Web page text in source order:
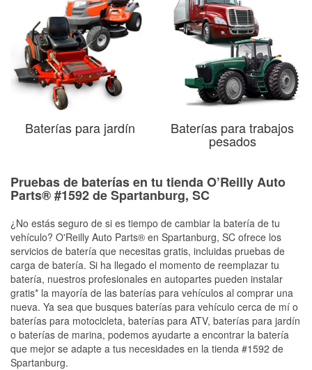
Baterías para jardín Baterías para trabajos
pesados
Pruebas de baterías en tu tienda O’Reilly Auto
Parts® #1592 de Spartanburg, SC
¿No estás seguro de si es tiempo de cambiar la batería de tu
vehículo? O'Reilly Auto Parts® en Spartanburg, SC ofrece los
servicios de batería que necesitas gratis, incluidas pruebas de
carga de batería. Si ha llegado el momento de reemplazar tu
batería, nuestros profesionales en autopartes pueden instalar
gratis* la mayoría de las baterías para vehículos al comprar una
nueva. Ya sea que busques baterías para vehículo cerca de mí o
baterías para motocicleta, baterías para ATV, baterías para jardín
o baterías de marina, podemos ayudarte a encontrar la batería
que mejor se adapte a tus necesidades en la tienda #1592 de
Spartanburg.